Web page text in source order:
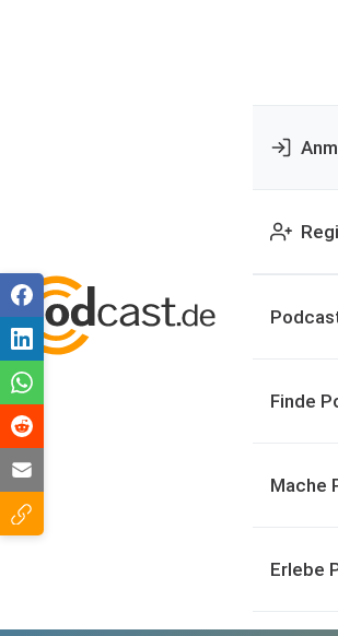
Finde
Mache
Erlebe